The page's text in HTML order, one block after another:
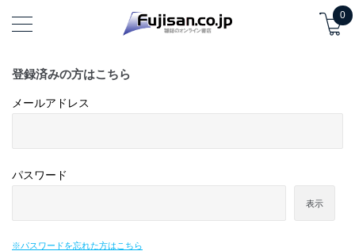
0
登録済みの方はこちら
メールアドレス
パスワード
表示
※パスワードを忘れた方はこちら